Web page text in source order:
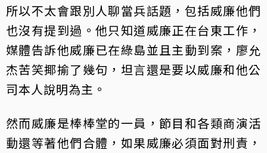
所以不太會跟別人聊當兵話題，包括威廉他們
也沒有提到過。他只知道威廉正在台東工作，
媒體告訴他威廉已在綠島並且主動到案，廖允
杰苦笑揶揄了幾句，坦言還是要以威廉和他公
司本人說明為主。
然而威廉是棒棒堂的一員，節目和各類商演活
動還等著他們合體，如果威廉必須面對刑責，